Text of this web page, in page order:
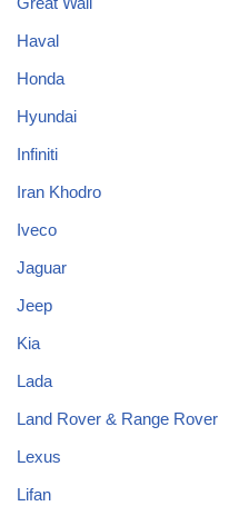
Haval
Honda
Hyundai
Infiniti
Iran Khodro
Iveco
Jaguar
Jeep
Kia
Lada
Land Rover & Range Rover
Lexus
Lifan